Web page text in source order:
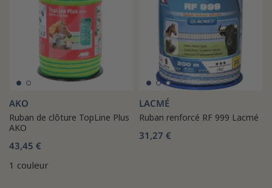
AKO
Ruban de clôture TopLine Plus
AKO
43,45 €
1 couleur
LACMÉ
Ruban renforcé RF 999 Lacmé
31,27 €